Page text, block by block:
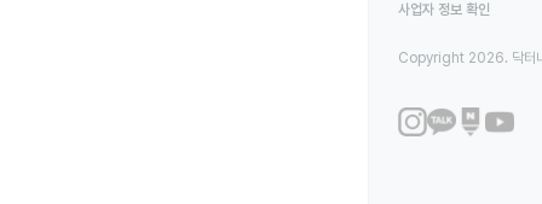
사업자 정보 확인
Copyright 2026. 닥터